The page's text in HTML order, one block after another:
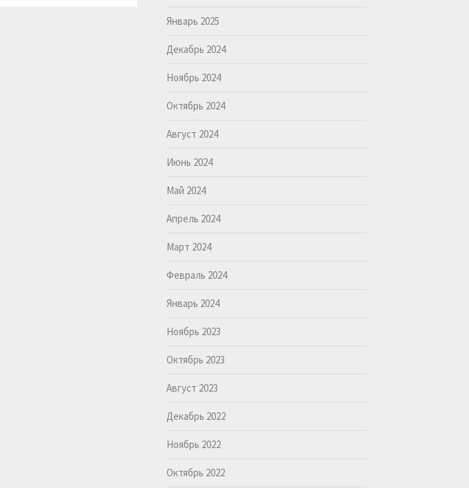
Январь 2025
Декабрь 2024
Ноябрь 2024
Октябрь 2024
Август 2024
Июнь 2024
Май 2024
Апрель 2024
Март 2024
Февраль 2024
Январь 2024
Ноябрь 2023
Октябрь 2023
Август 2023
Декабрь 2022
Ноябрь 2022
Октябрь 2022